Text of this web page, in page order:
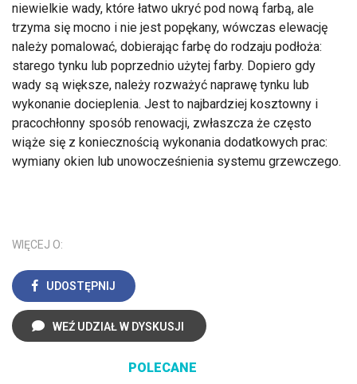
niewielkie wady, które łatwo ukryć pod nową farbą, ale
trzyma się mocno i nie jest popękany, wówczas elewację
należy pomalować, dobierając farbę do rodzaju podłoża:
starego tynku lub poprzednio użytej farby. Dopiero gdy
wady są większe, należy rozważyć naprawę tynku lub
wykonanie docieplenia. Jest to najbardziej kosztowny i
pracochłonny sposób renowacji, zwłaszcza że często
wiąże się z koniecznością wykonania dodatkowych prac:
wymiany okien lub unowocześnienia systemu grzewczego.
WIĘCEJ O:
UDOSTĘPNIJ
WEŹ UDZIAŁ W DYSKUSJI
POLECANE